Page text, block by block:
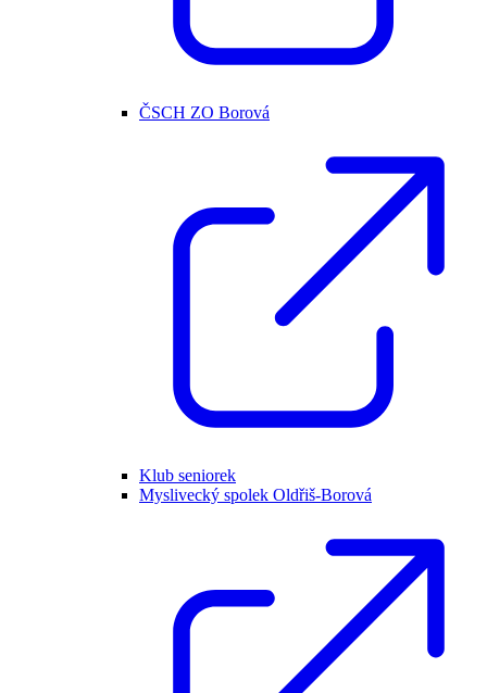
ČSCH ZO Borová
Klub seniorek
Myslivecký spolek Oldřiš-Borová